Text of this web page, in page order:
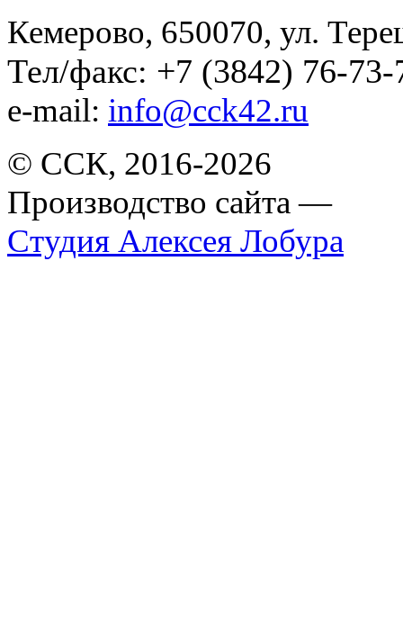
Кемерово, 650070, ул.
Тел/факс: +7 (3842) 76-73-
e-mail: info@cck42.ru
© ССК, 2016-2026
Производство сайта —
Студия Алексея Лобура